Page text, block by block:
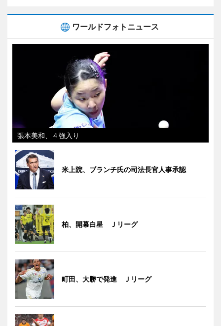
ワールドフォトニュース
張本美和、４強入り
米上院、ブランチ氏の司法長官人事承認
柏、開幕白星 Ｊリーグ
町田、大勝で発進 Ｊリーグ